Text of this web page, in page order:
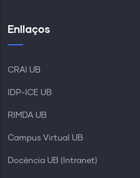
Enllaços
CRAI UB
IDP-ICE UB
RIMDA UB
Campus Virtual UB
Docència UB (Intranet)